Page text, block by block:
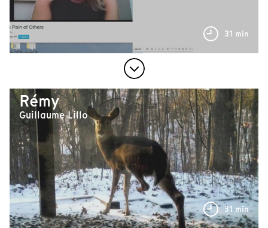
31 min
Rémy
Guillaume Lillo
31 min